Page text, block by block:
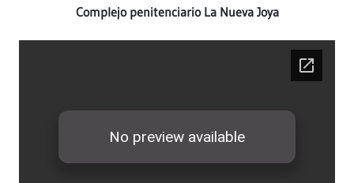
Complejo penitenciario La Nueva Joya